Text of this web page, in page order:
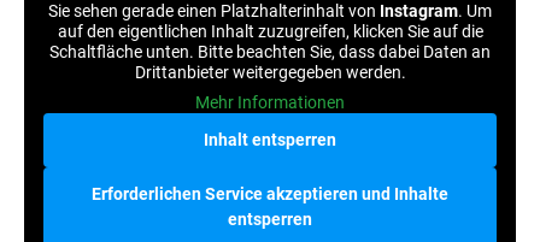
Sie sehen gerade einen Platzhalterinhalt von Instagram. Um
auf den eigentlichen Inhalt zuzugreifen, klicken Sie auf die
Schaltfläche unten. Bitte beachten Sie, dass dabei Daten an
Drittanbieter weitergegeben werden.
Mehr Informationen
Inhalt entsperren
Erforderlichen Service akzeptieren und Inhalte
entsperren